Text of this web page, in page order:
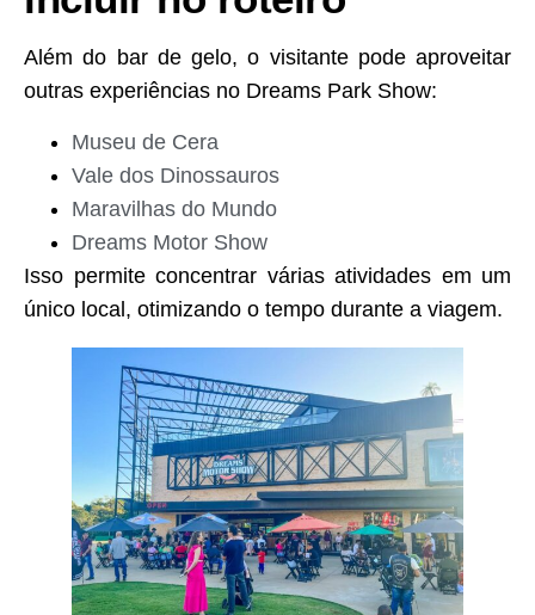
Além do bar de gelo, o visitante pode aproveitar
outras experiências no Dreams Park Show:
Museu de Cera
Vale dos Dinossauros
Maravilhas do Mundo
Dreams Motor Show
Isso permite concentrar várias atividades em um
único local, otimizando o tempo durante a viagem.